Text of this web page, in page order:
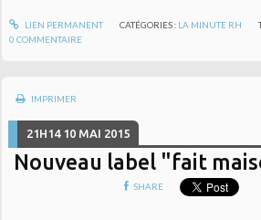
LIEN PERMANENT CATÉGORIES : LA MINUTE RH
0 COMMENTAIRE
IMPRIMER
21H14 10 MAI 2015
Nouveau label "fait
SHARE